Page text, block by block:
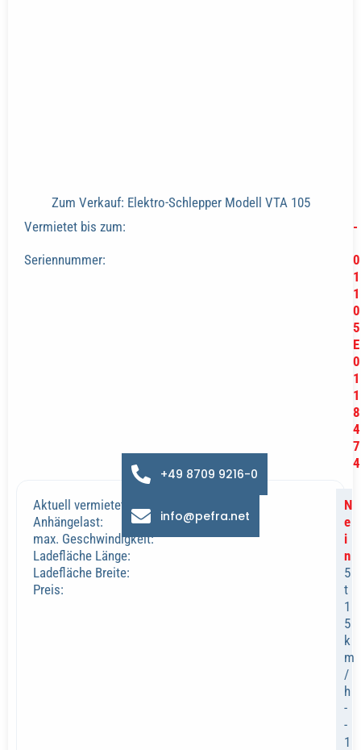
Zum Verkauf: Elektro-Schlepper Modell VTA 105
Vermietet bis zum:
-
Seriennummer:
0
1
1
0
5
E
0
1
1
8
4
7
4
Aktuell vermietet:
Anhängelast:
max. Geschwindigkeit:
Ladefläche Länge:
Ladefläche Breite:
Preis:
N
e
i
n
5
t
1
5
k
m
/
h
-
-
1
+49 8709 9216-0
info@pefra.net